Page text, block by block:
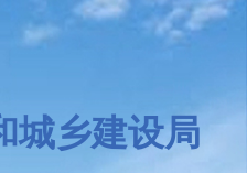
城乡建设局